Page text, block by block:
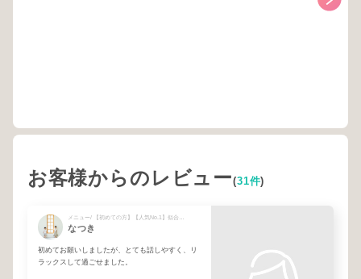
お客様からのレビュー(31件)
なつき
初めてお願いしましたが、とても話しやすく、リ
ラックスして過ごせました。